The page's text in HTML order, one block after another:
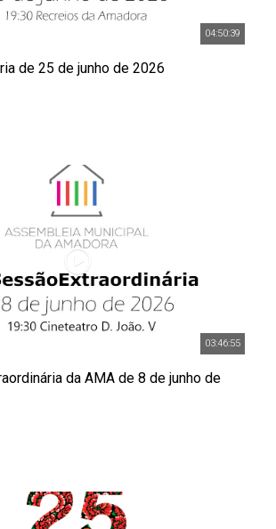
04:50:39
de 25 de junho de 2026
03:46:55
da AMA de 8 de junho de